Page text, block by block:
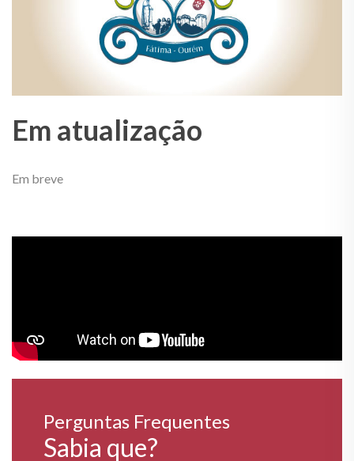
Em atualização
Em breve
Perguntas Frequentes
Sabia que?